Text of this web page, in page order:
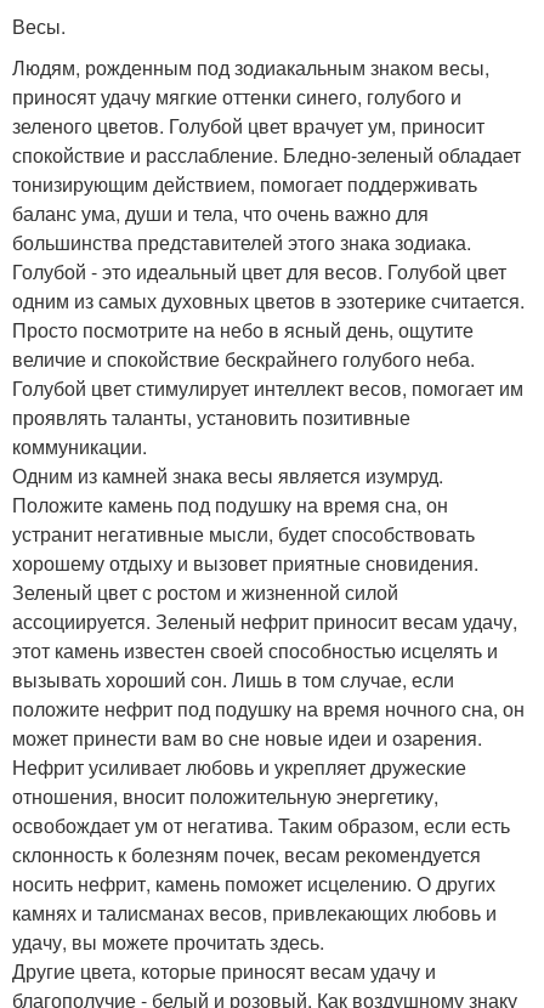
Весы.
Людям, рожденным под зодиакальным знаком весы,
приносят удачу мягкие оттенки синего, голубого и
зеленого цветов. Голубой цвет врачует ум, приносит
спокойствие и расслабление. Бледно-зеленый обладает
тонизирующим действием, помогает поддерживать
баланс ума, души и тела, что очень важно для
большинства представителей этого знака зодиака.
Голубой - это идеальный цвет для весов. Голубой цвет
одним из самых духовных цветов в эзотерике считается.
Просто посмотрите на небо в ясный день, ощутите
величие и спокойствие бескрайнего голубого неба.
Голубой цвет стимулирует интеллект весов, помогает им
проявлять таланты, установить позитивные
коммуникации.
Одним из камней знака весы является изумруд.
Положите камень под подушку на время сна, он
устранит негативные мысли, будет способствовать
хорошему отдыху и вызовет приятные сновидения.
Зеленый цвет с ростом и жизненной силой
ассоциируется. Зеленый нефрит приносит весам удачу,
этот камень известен своей способностью исцелять и
вызывать хороший сон. Лишь в том случае, если
положите нефрит под подушку на время ночного сна, он
может принести вам во сне новые идеи и озарения.
Нефрит усиливает любовь и укрепляет дружеские
отношения, вносит положительную энергетику,
освобождает ум от негатива. Таким образом, если есть
склонность к болезням почек, весам рекомендуется
носить нефрит, камень поможет исцелению. О других
камнях и талисманах весов, привлекающих любовь и
удачу, вы можете прочитать здесь.
Другие цвета, которые приносят весам удачу и
благополучие - белый и розовый. Как воздушному знаку